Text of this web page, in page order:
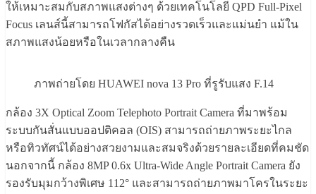
ให้เหมาะสมกับสภาพแสงต่างๆ ด้วยเทคโนโลยี QPD Full-Pixel
Focus เลนส์นี้สามารถโฟกัสได้อย่างรวดเร็วและแม่นยำ แม้ใน
สภาพแสงน้อยหรือในเวลากลางคืน
ภาพถ่ายโดย HUAWEI nova 13 Pro ที่รูรับแสง F.14
กล้อง 3X Optical Zoom Telephoto Portrait Camera ที่มาพร้อม
ระบบกันสั่นแบบออปติคอล (OIS) สามารถถ่ายภาพระยะไกล
หรือทิวทัศน์ได้อย่างสวยงามและสมจริงด้วยรายละเอียดที่คมชัด
นอกจากนี้ กล้อง 8MP 0.6x Ultra-Wide Angle Portrait Camera ยัง
รองรับมุมกว้างพิเศษ 112° และสามารถถ่ายภาพมาโครในระยะ